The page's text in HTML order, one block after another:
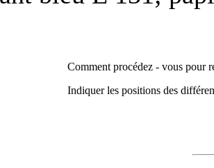
Comment procédez - vous pour
Indiquer les positions des